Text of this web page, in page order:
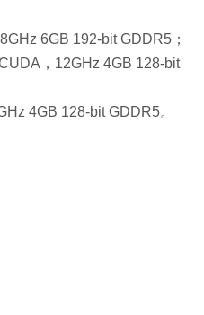
6GB 192-bit GDDR5；
，12GHz 4GB 128-bit
4GB 128-bit GDDR5。